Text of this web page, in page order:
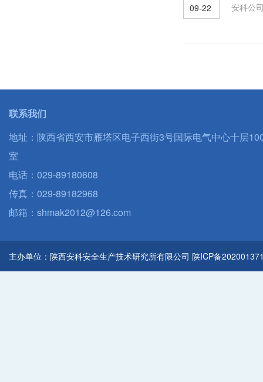
09-22 安科公
联系我们
地址：陕西省西安市雁塔区电子西街3号国际电气中心十层
室
电话：029-89180608
传真：029-89182968
邮箱：shmak2012@126.com
主办单位：陕西安科安全生产技术研究所有限公司 陕ICP备